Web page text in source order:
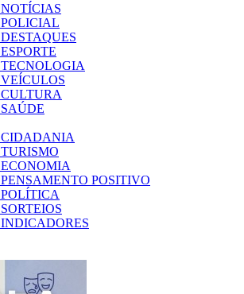
NOTÍCIAS
POLICIAL
DESTAQUES
ESPORTE
TECNOLOGIA
VEÍCULOS
CULTURA
SAÚDE
CIDADANIA
TURISMO
ECONOMIA
PENSAMENTO POSITIVO
POLÍTICA
SORTEIOS
INDICADORES